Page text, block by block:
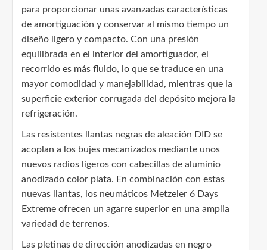
para proporcionar unas avanzadas características
de amortiguación y conservar al mismo tiempo un
diseño ligero y compacto. Con una presión
equilibrada en el interior del amortiguador, el
recorrido es más fluido, lo que se traduce en una
mayor comodidad y manejabilidad, mientras que la
superficie exterior corrugada del depósito mejora la
refrigeración.
Las resistentes llantas negras de aleación DID se
acoplan a los bujes mecanizados mediante unos
nuevos radios ligeros con cabecillas de aluminio
anodizado color plata. En combinación con estas
nuevas llantas, los neumáticos Metzeler 6 Days
Extreme ofrecen un agarre superior en una amplia
variedad de terrenos.
Las pletinas de dirección anodizadas en negro